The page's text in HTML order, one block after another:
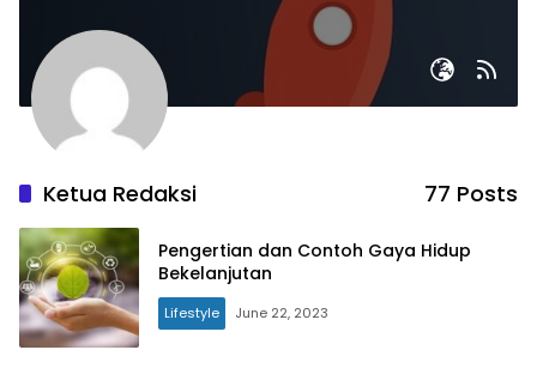
Ketua Redaksi 77 Posts
Pengertian dan Contoh Gaya Hidup
Bekelanjutan
Lifestyle June 22, 2023